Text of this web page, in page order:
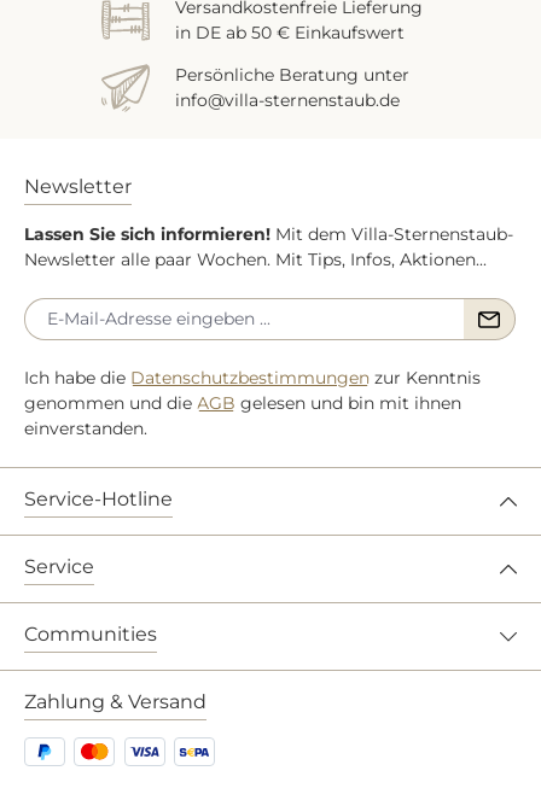
Versandkostenfreie Lieferung
in DE ab 50 € Einkaufswert
Persönliche Beratung unter
info@villa-sternenstaub.de
Newsletter
Lassen Sie sich informieren! Mit dem Villa-Sternenstaub-
Newsletter alle paar Wochen. Mit Tips, Infos, Aktionen...
Ich habe die Datenschutzbestimmungen zur Kenntnis
genommen und die AGB gelesen und bin mit ihnen
einverstanden.
Service-Hotline
Service
Communities
Zahlung & Versand